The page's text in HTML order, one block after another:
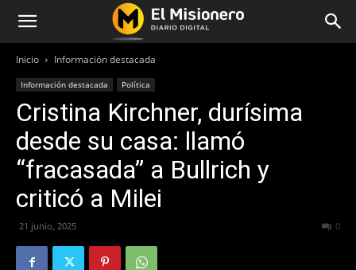
Inicio Información destacada
Información destacada Política
Cristina Kirchner, durísima
desde su casa: llamó
“fracasada” a Bullrich y
criticó a Milei
21 junio, 2025 0